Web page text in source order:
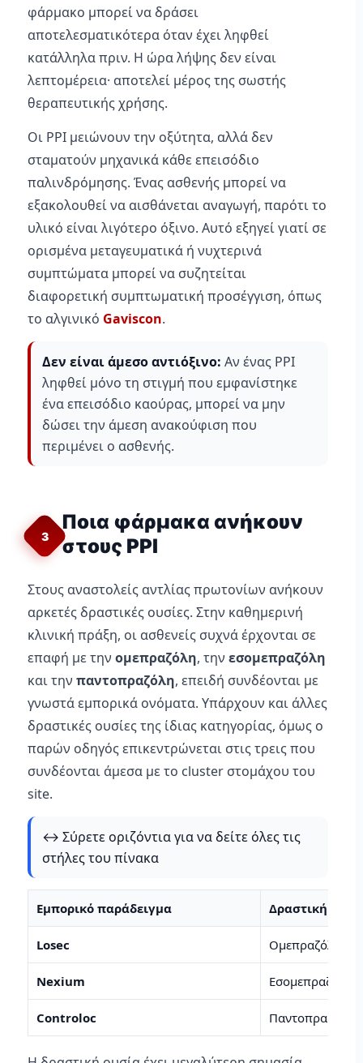
φάρμακο μπορεί να δράσει
αποτελεσματικότερα όταν έχει ληφθεί
κατάλληλα πριν. Η ώρα λήψης δεν είναι
λεπτομέρεια· αποτελεί μέρος της σωστής
θεραπευτικής χρήσης.
Οι PPI μειώνουν την οξύτητα, αλλά δεν
σταματούν μηχανικά κάθε επεισόδιο
παλινδρόμησης. Ένας ασθενής μπορεί να
εξακολουθεί να αισθάνεται αναγωγή, παρότι το
υλικό είναι λιγότερο όξινο. Αυτό εξηγεί γιατί σε
ορισμένα μεταγευματικά ή νυχτερινά
συμπτώματα μπορεί να συζητείται
διαφορετική συμπτωματική προσέγγιση, όπως
το αλγινικό Gaviscon.
Δεν είναι άμεσο αντιόξινο: Αν ένας PPI
ληφθεί μόνο τη στιγμή που εμφανίστηκε
ένα επεισόδιο καούρας, μπορεί να μην
δώσει την άμεση ανακούφιση που
περιμένει ο ασθενής.
3
Ποια φάρμακα ανήκουν
στους PPI
Στους αναστολείς αντλίας πρωτονίων ανήκουν
αρκετές δραστικές ουσίες. Στην καθημερινή
κλινική πράξη, οι ασθενείς συχνά έρχονται σε
επαφή με την ομεπραζόλη, την εσομεπραζόλη
και την παντοπραζόλη, επειδή συνδέονται με
γνωστά εμπορικά ονόματα. Υπάρχουν και άλλες
δραστικές ουσίες της ίδιας κατηγορίας, όμως ο
παρών οδηγός επικεντρώνεται στις τρεις που
συνδέονται άμεσα με το cluster στομάχου του
site.
↔️ Σύρετε οριζόντια για να δείτε όλες τις
στήλες του πίνακα
Εμπορικό παράδειγμα Δραστική
Losec Ομεπραζόλη
Nexium Εσομεπραζόλη
Controloc Παντοπραζόλη